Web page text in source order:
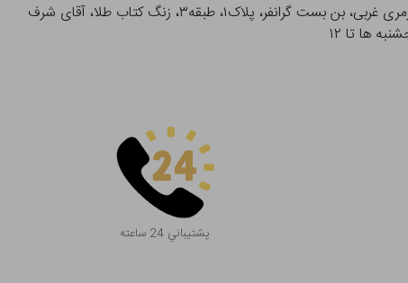
آدرس تحویل حضوری سفارشات: میدان انقلاب، خیابان انقلاب، خیابان ۱۲ فروردین، خیابان شهدای ژاندارمری غربی، بن بست گرانفر، پلاک۱، طبقه۳، زنگ کتاب طلا، آقای شرف
پشتيباني 24 ساعته